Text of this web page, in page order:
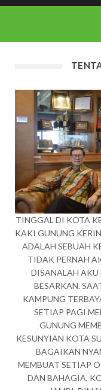
TINGGAL DI KOTA
KAKI GUNUNG
ADALAH SEBUAH
TIDAK PERNAH
DISANALAH AKU
BESARKAN.
KAMPUNG
SETIAP PAGI
GUNUNG
KESUNYIAN KOTA
BAGAIKAN
MEMBUAT SETIAP
DAN BAHAGIA,